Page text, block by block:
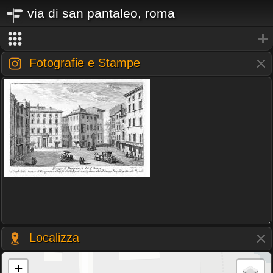
via di san pantaleo, roma
Fotografie e Stampe
Localizza
+